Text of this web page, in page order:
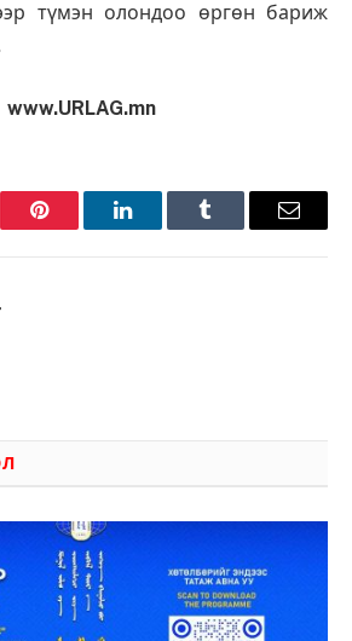
түмэн олондоо өргөн бариж
www.URLAG.mn
Pinterest LinkedInTumblr Имэйл